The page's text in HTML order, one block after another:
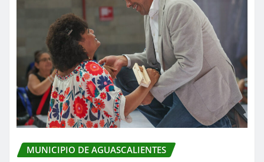
MUNICIPIO DE AGUASCALIENTES